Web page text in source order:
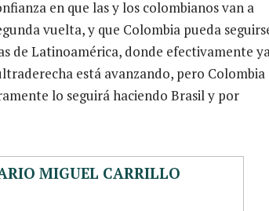
en que las y los colombianos van a
vuelta, y que Colombia pueda
de Latinoamérica, donde efectivamente
está avanzando, pero Colombia
lo seguirá haciendo Brasil y por
MIGUEL CARRILLO